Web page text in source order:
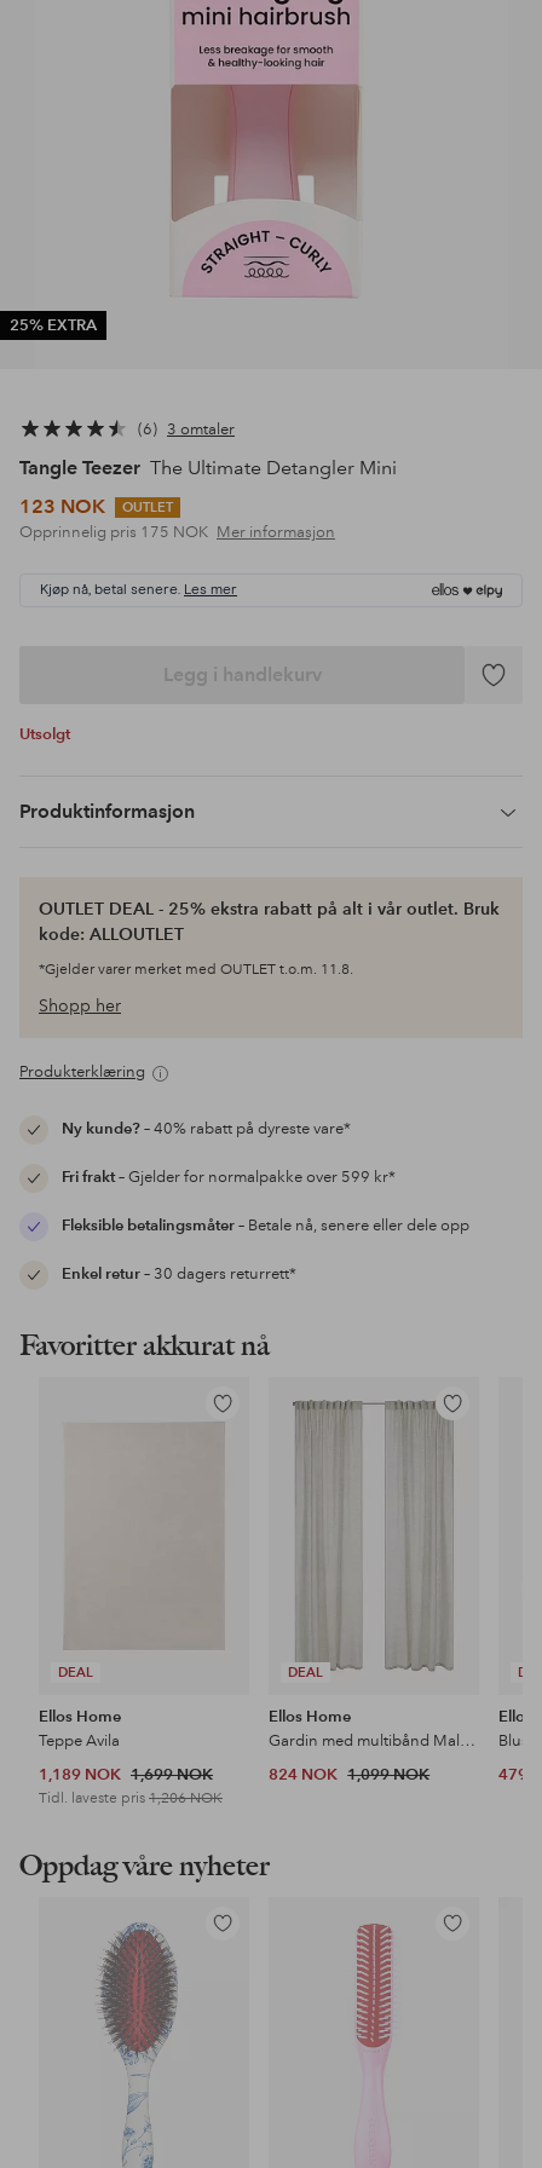
25% EXTRA
6 3 omtaler
Tangle Teezer The Ultimate Detangler Mini
123 NOK
OUTLET
Opprinnelig pris 175 NOK Mer informasjon
Kjøp nå, betal senere. Les mer
Legg i handlekurv
Legg
Utsolgt
Produktinformasjon
OUTLET DEAL - 25% ekstra rabatt på alt i vår outlet. Bruk
kode: ALLOUTLET
*Gjelder varer merket med OUTLET t.o.m. 11.8.
Shopp her
Produkterklæring
Ny kunde?– 40% rabatt på dyreste vare*
Fri frakt– Gjelder for normalpakke over 599 kr*
Fleksible betalingsmåter– Betale nå, senere eller dele opp
Enkel retur– 30 dagers returrett*
Favoritter akkurat nå
DEAL
Legg
Ellos Home
Teppe Avila
1,189 NOK 1,699 NOK
Tidl. laveste pris 1,206 NOK
DEAL
Legg
Ellos Home
Gardin med multibånd Malva 2-pk i 100% lin
824 NOK 1,099 NOK
Ellos
479
Oppdag våre nyheter
Legg
Legg